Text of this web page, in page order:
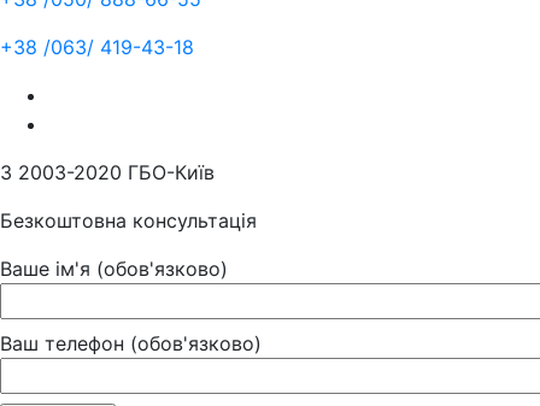
+38 /063/ 419-43-18
З 2003-2020 ГБО-Київ
Безкоштовна консультація
Ваше ім'я (обов'язково)
Ваш телефон (обов'язково)